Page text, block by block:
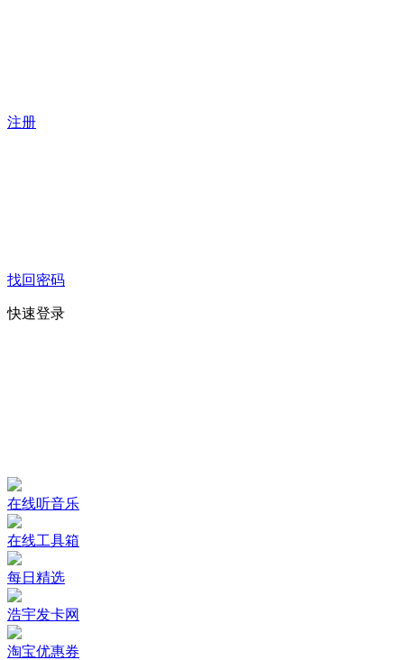
注册
找回密码
快速登录
在线听音乐
在线工具箱
每日精选
浩宇发卡网
淘宝优惠券